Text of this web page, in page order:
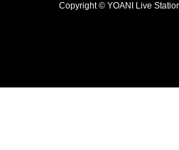
Copyright © YOANI Live